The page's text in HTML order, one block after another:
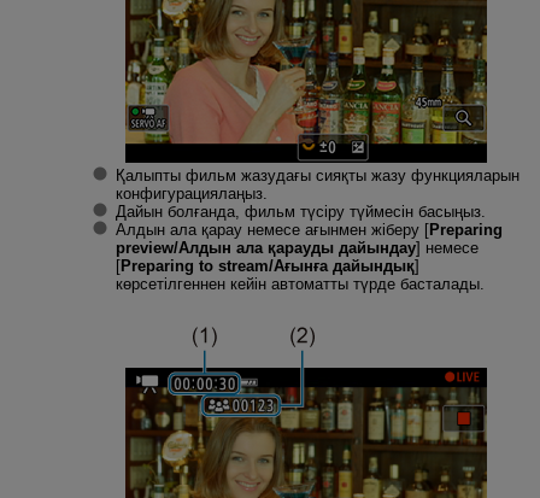
Қалыпты фильм жазудағы сияқты жазу функцияларын
конфигурациялаңыз.
Дайын болғанда, фильм түсіру түймесін басыңыз.
Алдын ала қарау немесе ағынмен жіберу [Preparing
preview/Алдын ала қарауды дайындау] немесе
[Preparing to stream/Ағынға дайындық]
көрсетілгеннен кейін автоматты түрде басталады.